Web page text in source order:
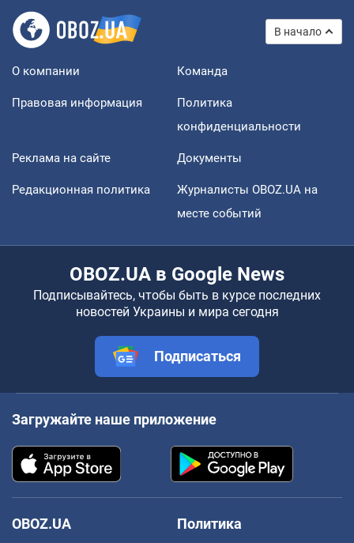
В начало
О компании Команда
Правовая информация
Политика
конфиденциальности
Реклама на сайте Документы
Редакционная политика
Журналисты OBOZ.UA на
месте событий
OBOZ.UA в Google News
Подписывайтесь, чтобы быть в курсе последних
новостей Украины и мира сегодня
Подписаться
Загружайте наше приложение
OBOZ.UA
Политика